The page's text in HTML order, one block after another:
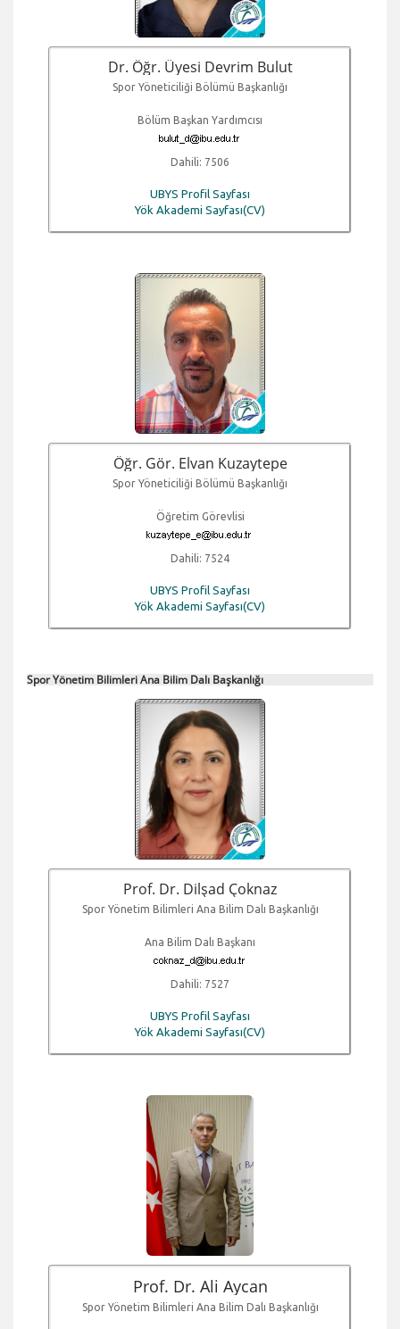
Dr. Öğr. Üyesi Devrim Bulut
Spor Yöneticiliği Bölümü Başkanlığı
Bölüm Başkan Yardımcısı
Dahili: 7506
UBYS Profil Sayfası
Yök Akademi Sayfası(CV)
Öğr. Gör. Elvan Kuzaytepe
Spor Yöneticiliği Bölümü Başkanlığı
Öğretim Görevlisi
Dahili: 7524
UBYS Profil Sayfası
Yök Akademi Sayfası(CV)
Spor Yönetim Bilimleri Ana Bilim Dalı Başkanlığı
Prof. Dr. Dilşad Çoknaz
Spor Yönetim Bilimleri Ana Bilim Dalı Başkanlığı
Ana Bilim Dalı Başkanı
Dahili: 7527
UBYS Profil Sayfası
Yök Akademi Sayfası(CV)
Prof. Dr. Ali Aycan
Spor Yönetim Bilimleri Ana Bilim Dalı Başkanlığı